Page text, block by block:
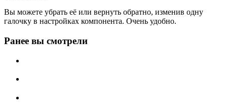
Вы можете убрать её или вернуть обратно, изменив одну
галочку в настройках компонента. Очень удобно.
Ранее вы смотрели